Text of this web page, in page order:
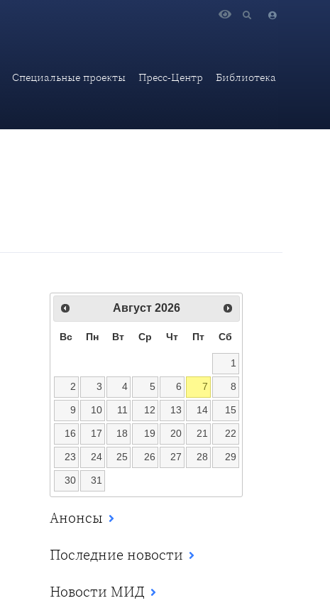
Специальные проекты Пресс-Центр Библиотека
Август 2026
Вс Пн Вт Ср Чт Пт Сб
1
2 3 4 5 6 7 8
9 10 11 12 13 14 15
16 17 18 19 20 21 22
23 24 25 26 27 28 29
30 31
Анонсы
Последние новости
Новости МИД